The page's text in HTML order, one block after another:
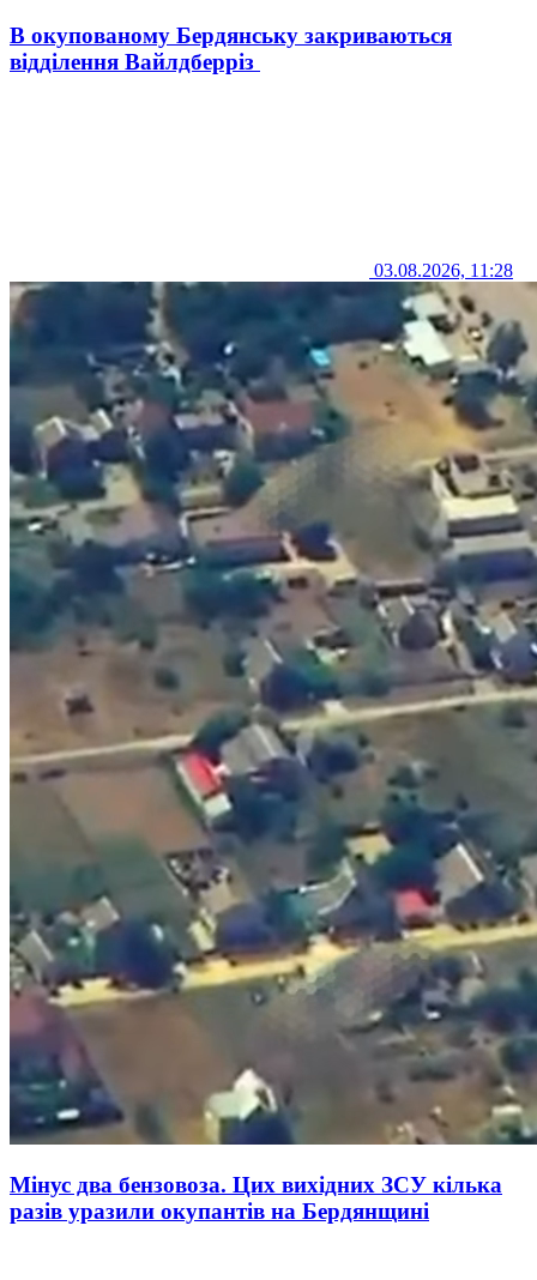
В окупованому Бердянську закриваються
відділення Вайлдберріз
03.08.2026, 11:28
Мінус два бензовоза. Цих вихідних ЗСУ кілька
разів уразили окупантів на Бердянщині